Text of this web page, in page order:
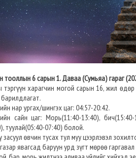
тооллын 6 сарын 1. Даваа (Сумьяа) гараг
тэргүүн харагчин могой сарын 16, жил
нар ургах/шингэх цаг: 04:57-20:42.
сайн цаг: Морь(11:40-13:40), бич(15:40-
туулай(05:40-07:40) болой.
засуул өвчин тусах тул муу цээрлэвэл
явагсад баруун урд зүгт мөрөө